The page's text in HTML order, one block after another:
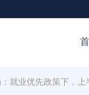
就业优先政策下，